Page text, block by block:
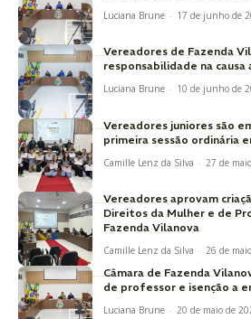
Luciana Brune - 17 de junho de
Vereadores de Fazenda
responsabilidade na causa
Luciana Brune - 10 de junho de
Vereadores juniores são
primeira sessão ordinária
Camille Lenz da Silva - 27 de
Vereadores aprovam
Direitos da Mulher e de
Fazenda Vilanova
Camille Lenz da Silva - 26 de
Câmara de Fazenda
de professor e isenção a
Luciana Brune - 20 de maio de